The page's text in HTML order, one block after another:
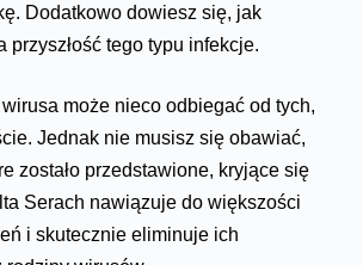
Dodatkowo dowiesz się, jak
przyszłość tego typu infekcje.
może nieco odbiegać od tych,
Jednak nie musisz się obawiać,
zostało przedstawione, kryjące się
Serach nawiązuje do większości
i skutecznie eliminuje ich